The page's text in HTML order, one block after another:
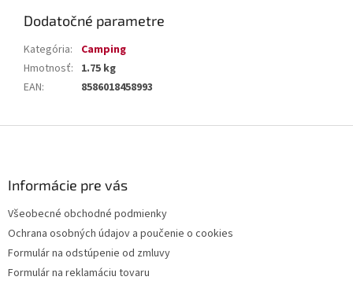
Dodatočné parametre
Kategória:
Camping
Hmotnosť: 1.75 kg
EAN: 8586018458993
Informácie pre vás
Všeobecné obchodné podmienky
Ochrana osobných údajov a poučenie o cookies
Formulár na odstúpenie od zmluvy
Formulár na reklamáciu tovaru